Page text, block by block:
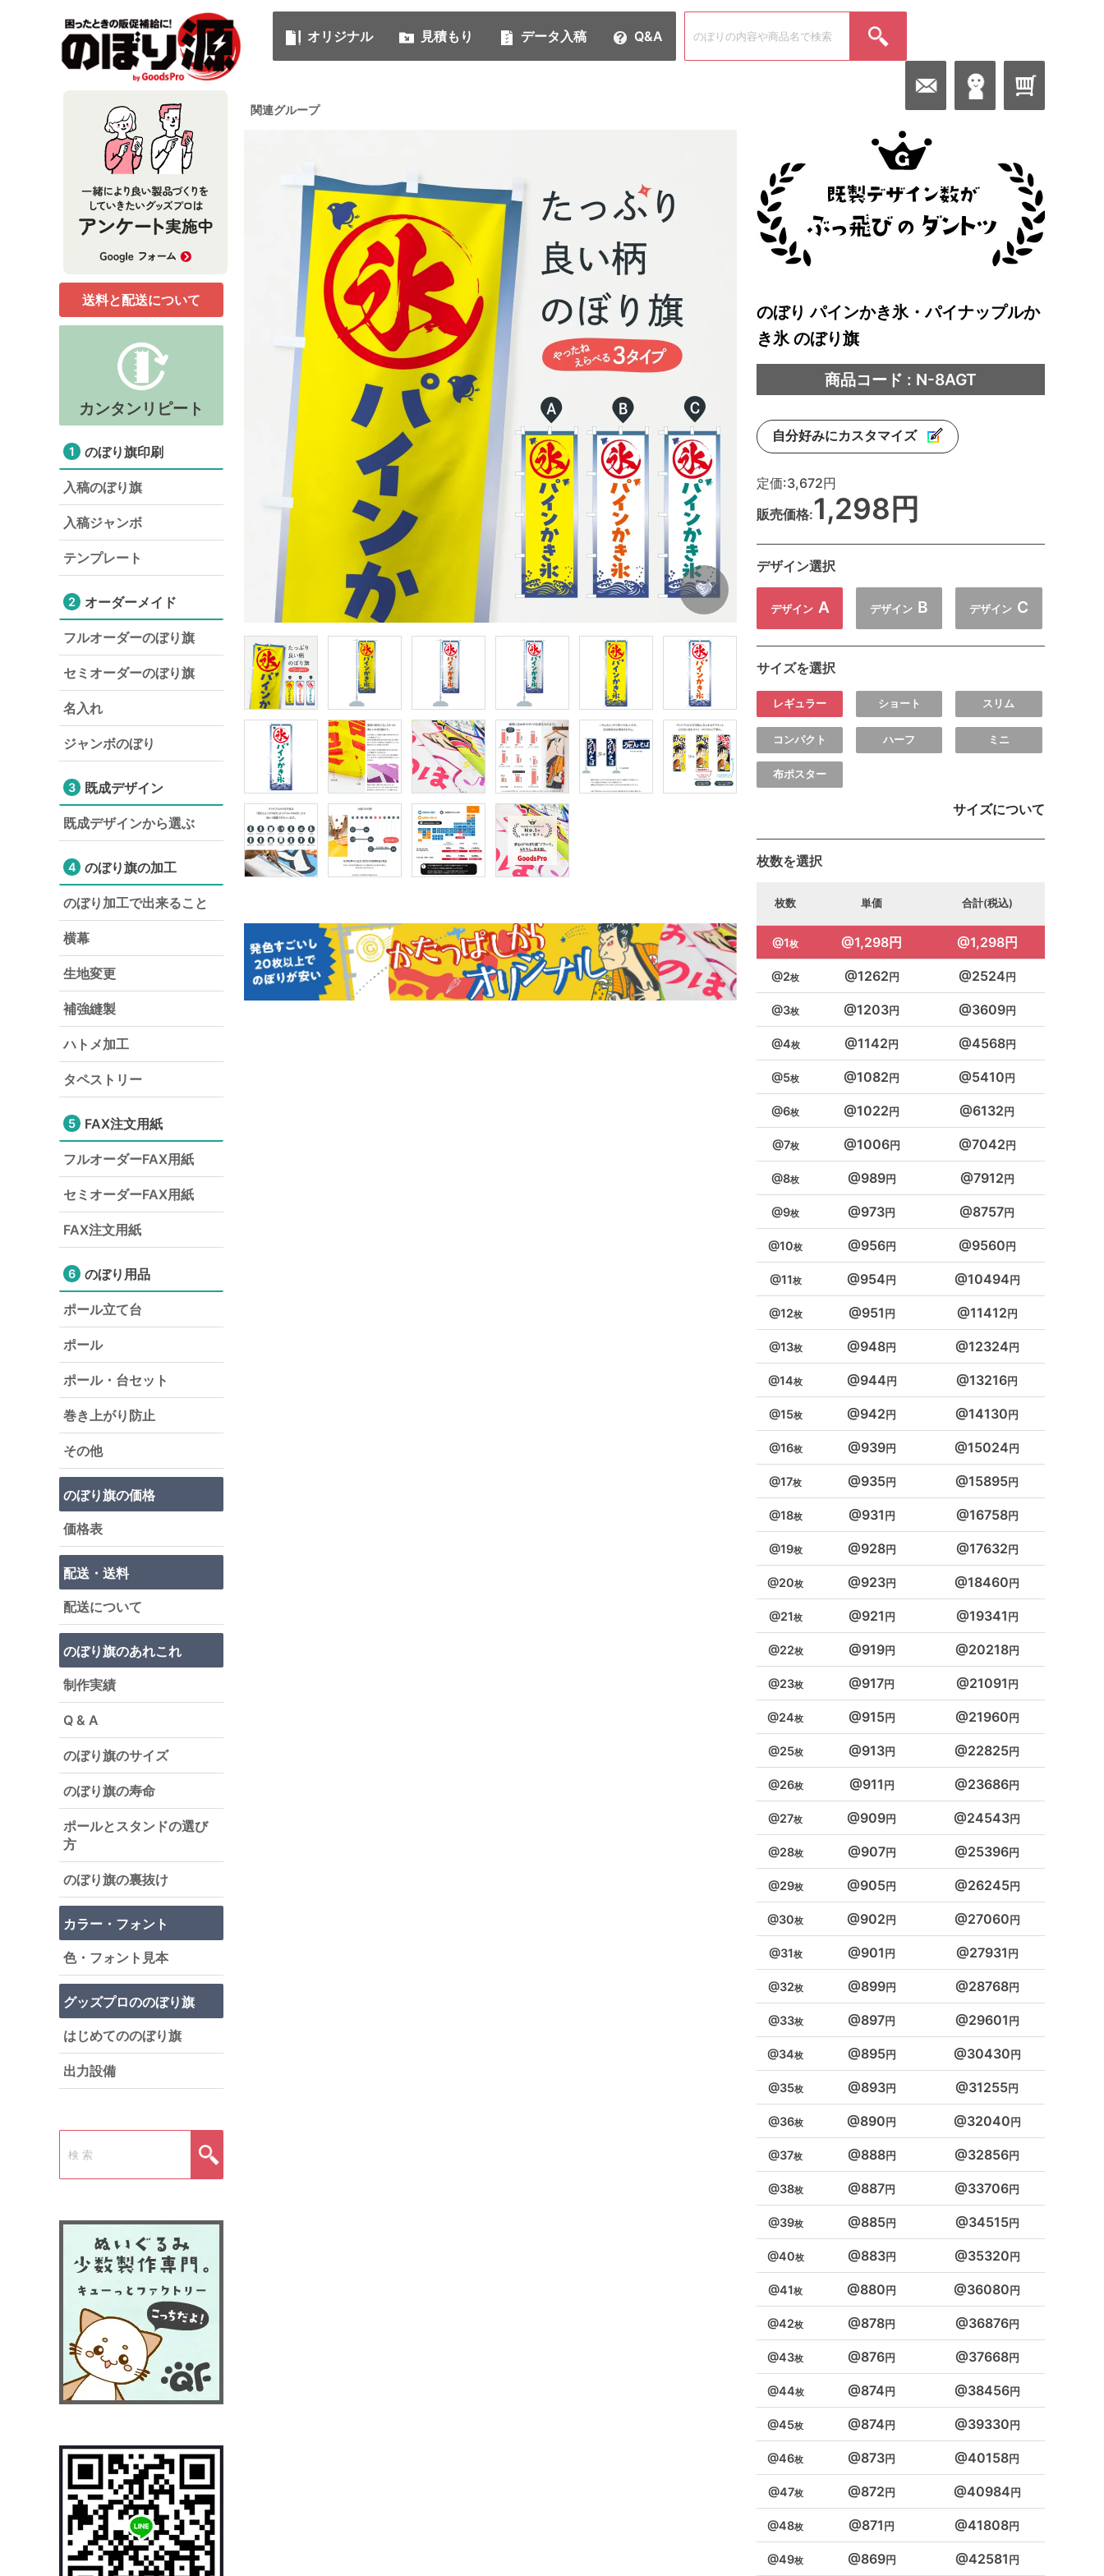
オリジナル 見積もり データ入稿 Q&A
関連グループ
のぼり パインかき氷・パイナップルか
き氷 のぼり旗
商品コード : N-8AGT
自分好みにカスタマイズ
定価:3,672円
販売価格:1,298円
デザイン選択
デザイン A デザイン B デザイン C
サイズを選択
レギュラー ショート スリム
コンパクト ハーフ ミニ
布ポスター
サイズについて
枚数を選択
枚数 単価 合計(税込)
1 1,298円 1,298円
2 1262 2524
3 1203 3609
4 1142 4568
5 1082 5410
6 1022 6132
7 1006 7042
8 989 7912
9 973 8757
10 956 9560
11 954 10494
12 951 11412
13 948 12324
14 944 13216
15 942 14130
16 939 15024
17 935 15895
18 931 16758
19 928 17632
20 923 18460
21 921 19341
22 919 20218
23 917 21091
24 915 21960
25 913 22825
26 911 23686
27 909 24543
28 907 25396
29 905 26245
30 902 27060
31 901 27931
32 899 28768
33 897 29601
34 895 30430
35 893 31255
36 890 32040
37 888 32856
38 887 33706
39 885 34515
40 883 35320
41 880 36080
42 878 36876
43 876 37668
44 874 38456
45 874 39330
46 873 40158
47 872 40984
48 871 41808
49 869 42581
送料と配送について
カンタンリピート
1 のぼり旗印刷
入稿のぼり旗
入稿ジャンボ
テンプレート
2 オーダーメイド
フルオーダーのぼり旗
セミオーダーのぼり旗
名入れ
ジャンボのぼり
3 既成デザイン
既成デザインから選ぶ
4 のぼり旗の加工
のぼり加工で出来ること
横幕
生地変更
補強縫製
ハトメ加工
タペストリー
5 FAX注文用紙
フルオーダーFAX用紙
セミオーダーFAX用紙
FAX注文用紙
6 のぼり用品
ポール立て台
ポール
ポール・台セット
巻き上がり防止
その他
のぼり旗の価格
価格表
配送・送料
配送について
のぼり旗のあれこれ
制作実績
Q & A
のぼり旗のサイズ
のぼり旗の寿命
ポールとスタンドの選び
方
のぼり旗の裏抜け
カラー・フォント
色・フォント見本
グッズプロののぼり旗
はじめてののぼり旗
出力設備